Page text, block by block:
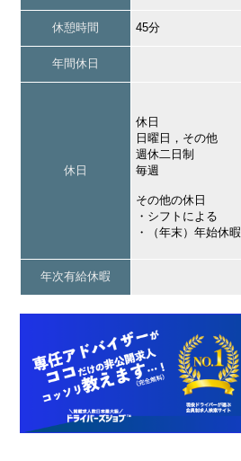
休憩時間 45分
年間休日
休日
休日
日曜日，その他
週休二日制
毎週
その他の休日
・シフトによる
・（年末）年始休暇
年次有給休暇